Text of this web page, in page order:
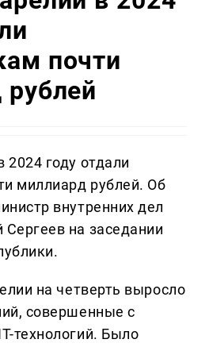
почти
году отдали
миллиард рублей. Об
внутренних дел
на заседании
на четверть выросло
совершенные с
технологий. Было